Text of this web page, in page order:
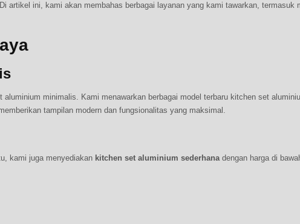
Cipayung
artikel ini, kami akan membahas berbagai layanan yang kami tawarkan, termasuk
minimalis. Kami menawarkan berbagai model terbaru kitchen set
tampilan modern dan fungsionalitas yang maksimal.
kami juga menyediakan kitchen set aluminium sederhana dengan harga di